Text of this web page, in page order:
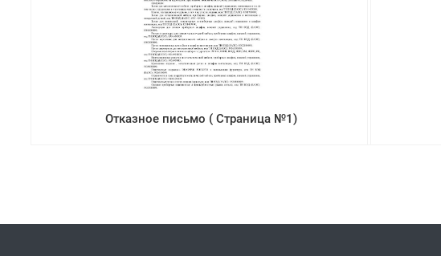
Отказное письмо ( Страница №1)